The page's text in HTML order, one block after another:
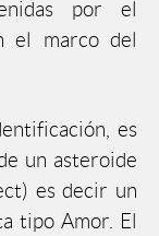
por el
el marco del
es
un asteroide
es decir un
tipo Amor. El